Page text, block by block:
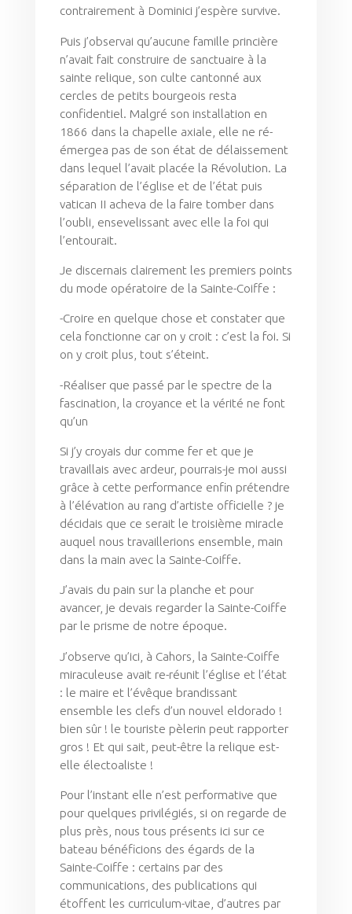
contrairement à Dominici j’espère survive.
Puis j’observai qu’aucune famille princière
n’avait fait construire de sanctuaire à la
sainte relique, son culte cantonné aux
cercles de petits bourgeois resta
confidentiel. Malgré son installation en
1866 dans la chapelle axiale, elle ne ré-
émergea pas de son état de délaissement
dans lequel l’avait placée la Révolution. La
séparation de l’église et de l’état puis
vatican II acheva de la faire tomber dans
l’oubli, ensevelissant avec elle la foi qui
l’entourait.
Je discernais clairement les premiers points
du mode opératoire de la Sainte-Coiffe :
-Croire en quelque chose et constater que
cela fonctionne car on y croit : c’est la foi. Si
on y croit plus, tout s’éteint.
-Réaliser que passé par le spectre de la
fascination, la croyance et la vérité ne font
qu’un
Si j’y croyais dur comme fer et que je
travaillais avec ardeur, pourrais-je moi aussi
grâce à cette performance enfin prétendre
à l’élévation au rang d’artiste officielle ? je
décidais que ce serait le troisième miracle
auquel nous travaillerions ensemble, main
dans la main avec la Sainte-Coiffe.
J’avais du pain sur la planche et pour
avancer, je devais regarder la Sainte-Coiffe
par le prisme de notre époque.
J’observe qu’ici, à Cahors, la Sainte-Coiffe
miraculeuse avait re-réunit l’église et l’état
: le maire et l’évêque brandissant
ensemble les clefs d’un nouvel eldorado !
bien sûr ! le touriste pèlerin peut rapporter
gros ! Et qui sait, peut-être la relique est-
elle électoaliste !
Pour l’instant elle n’est performative que
pour quelques privilégiés, si on regarde de
plus près, nous tous présents ici sur ce
bateau bénéficions des égards de la
Sainte-Coiffe : certains par des
communications, des publications qui
étoffent les curriculum-vitae, d’autres par